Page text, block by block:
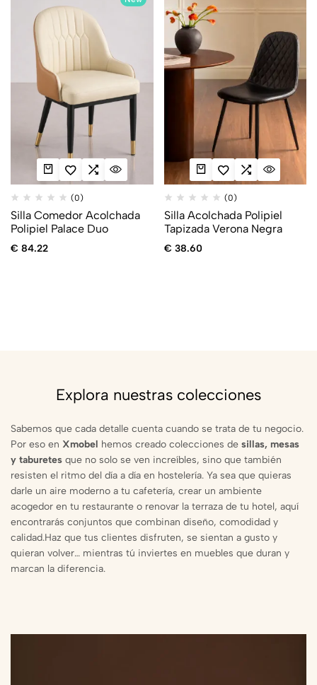
(0)
Silla Comedor Acolchada
Polipiel Palace Duo
€ 84.22
(0)
Silla Acolchada Polipiel
Tapizada Verona Negra
€ 38.60
Explora nuestras colecciones
Sabemos que cada detalle cuenta cuando se trata de tu negocio.
Por eso en Xmobel hemos creado colecciones de sillas, mesas
y taburetes que no solo se ven increíbles, sino que también
resisten el ritmo del día a día en hostelería. Ya sea que quieras
darle un aire moderno a tu cafetería, crear un ambiente
acogedor en tu restaurante o renovar la terraza de tu hotel, aquí
encontrarás conjuntos que combinan diseño, comodidad y
calidad.Haz que tus clientes disfruten, se sientan a gusto y
quieran volver… mientras tú inviertes en muebles que duran y
marcan la diferencia.